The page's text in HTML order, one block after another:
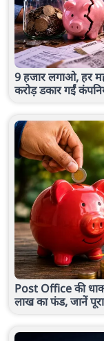
9 हजार लगाओ, हर
करोड़ डकार गईं
Post Office की धाकड़
लाख का फंड, जानें